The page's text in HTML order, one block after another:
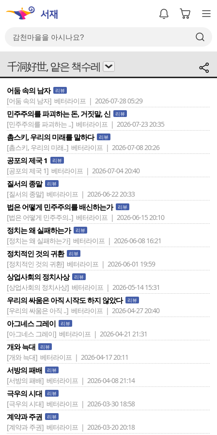
千洞好世, 얕은 책수레
어둠 속의 남자 리뷰
[어둠 속의 남자] 베터라이프 | 2026-07-28 05:29
민주주의를 파괴하는 돈, 거짓말, 신 리뷰
[민주주의를 파괴하는 ..] 베터라이프 | 2026-07-23 20:35
촘스키, 우리의 미래를 말하다 리뷰
[촘스키, 우리의 미래..] 베터라이프 | 2026-07-08 20:26
공포의 제국 1 리뷰
[공포의 제국 1] 베터라이프 | 2026-07-04 20:40
질서의 종말 리뷰
[질서의 종말] 베터라이프 | 2026-06-22 20:33
법은 어떻게 민주주의를 배신하는가 리뷰
[법은 어떻게 민주주의..] 베터라이프 | 2026-06-15 20:10
정치는 왜 실패하는가 리뷰
[정치는 왜 실패하는가] 베터라이프 | 2026-06-08 16:21
정치적인 것의 귀환 리뷰
[정치적인 것의 귀환] 베터라이프 | 2026-06-01 19:59
상업사회의 정치사상 리뷰
[상업사회의 정치사상] 베터라이프 | 2026-05-14 15:31
우리의 싸움은 아직 시작도 하지 않았다 리뷰
[우리의 싸움은 아직 ..] 베터라이프 | 2026-04-27 20:40
아그네스 그레이 리뷰
[아그네스 그레이] 베터라이프 | 2026-04-21 21:31
개와 늑대 리뷰
[개와 늑대] 베터라이프 | 2026-04-17 20:11
서방의 패배 리뷰
[서방의 패배] 베터라이프 | 2026-04-08 21:14
극우의 시대 리뷰
[극우의 시대] 베터라이프 | 2026-03-30 18:58
계약과 주권 리뷰
[계약과 주권] 베터라이프 | 2026-03-20 20:18